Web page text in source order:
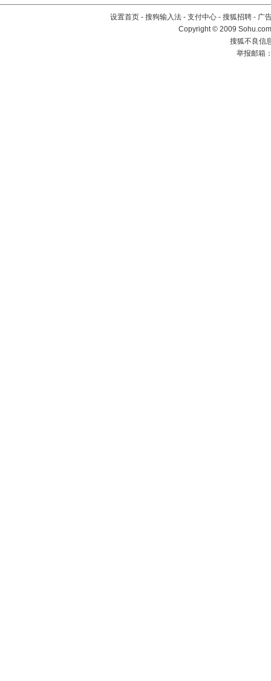
设置首页 - 搜狗输入法 - 支付中心 - 搜狐招聘 - 广
Copyright © 2009
搜狐不良信
举报邮箱